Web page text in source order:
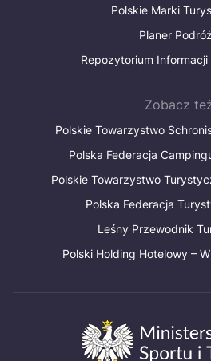
Polskie Marki
Planer
Repozytorium
Zobacz
Polskie Towarzystwo
Polska Federacja
Polskie Towarzystwo
Polska Federacja
Leśny Przewodnik
Polski Holding Hotelowy –